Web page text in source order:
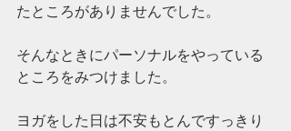
たところがありませんでした。
そんなときにパーソナルをやっている
ところをみつけました。
ヨガをした日は不安もとんですっきり